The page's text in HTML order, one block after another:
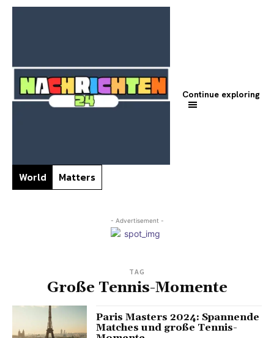
World Matters
Continue exploring
- Advertisement -
TAG
Große Tennis-Momente
Paris Masters 2024: Spannende
Matches und große Tennis-